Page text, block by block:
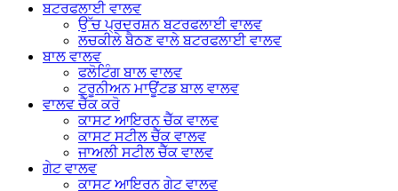
ਬਟਰਫਲਾਈ ਵਾਲਵ
ਉੱਚ ਪ੍ਰਦਰਸ਼ਨ ਬਟਰਫਲਾਈ ਵਾਲਵ
ਲਚਕੀਲੇ ਬੈਠਣ ਵਾਲੇ ਬਟਰਫਲਾਈ ਵਾਲਵ
ਬਾਲ ਵਾਲਵ
ਫਲੋਟਿੰਗ ਬਾਲ ਵਾਲਵ
ਟਰੂਨੀਅਨ ਮਾਊਂਟਡ ਬਾਲ ਵਾਲਵ
ਵਾਲਵ ਚੈੱਕ ਕਰੋ
ਕਾਸਟ ਆਇਰਨ ਚੈੱਕ ਵਾਲਵ
ਕਾਸਟ ਸਟੀਲ ਚੈੱਕ ਵਾਲਵ
ਜਾਅਲੀ ਸਟੀਲ ਚੈੱਕ ਵਾਲਵ
ਗੇਟ ਵਾਲਵ
ਕਾਸਟ ਆਇਰਨ ਗੇਟ ਵਾਲਵ